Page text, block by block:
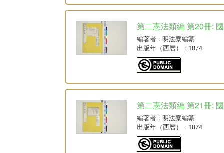
第二憲法類編 第20冊:
編著者 : 明法寮編纂
出版年（西暦）
: 1874
第二憲法類編 第21冊:
編著者 : 明法寮編纂
出版年（西暦）
: 1874